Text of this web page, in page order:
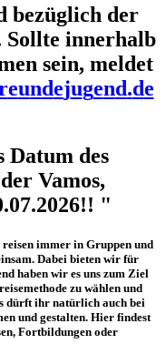
bezüglich der
Sollte innerhalb
sein, meldet
eundejugend.de
Datum des
Vamos,
"
reisen immer in Gruppen und
Dabei bieten wir für
haben wir es uns zum Ziel
zu wählen und
dürft ihr natürlich auch bei
und gestalten. Hier findest
Fortbildungen oder